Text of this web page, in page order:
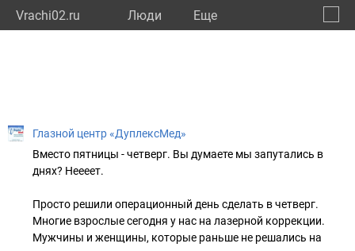
Vrachi02.ru Люди Eще
Глазной центр «ДуплексМед»
Вместо пятницы - четверг. Вы думаете мы запутались в
днях? Неееет.
Просто решили операционный день сделать в четверг.
Многие взрослые сегодня у нас на лазерной коррекции.
Мужчины и женщины, которые раньше не решались на